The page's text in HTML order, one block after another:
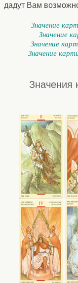
дадут Вам
Значение
Значение
Значение
Значение
Значения